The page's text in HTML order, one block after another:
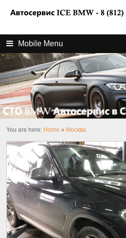
Mobile Menu
You are here: Home » Москва